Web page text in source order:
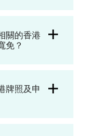
關的香港
免？
牌照及申